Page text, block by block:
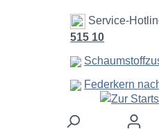
Zum Hauptinhalt springen
Service-
515 10
Federkern